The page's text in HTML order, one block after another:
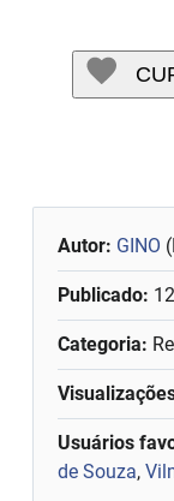
Autor: GINO
Publicado:
Categoria:
Usuários
de Souza,